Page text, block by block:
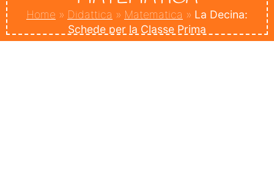
Home » Didattica » Matematica » La Decina:
Schede per la Classe Prima